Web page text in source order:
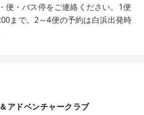
便・バス停をご連絡ください。1便
まで。2～4便の予約は白浜出発時
アドベンチャークラブ